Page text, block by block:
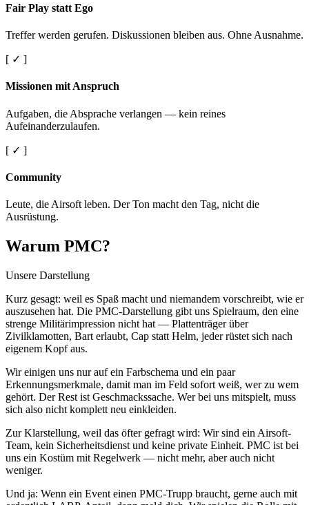
Fair Play statt Ego
Treffer werden gerufen. Diskussionen bleiben aus. Ohne Ausnahme.
[ ✓ ]
Missionen mit Anspruch
Aufgaben, die Absprache verlangen — kein reines
Aufeinanderzulaufen.
[ ✓ ]
Community
Leute, die Airsoft leben. Der Ton macht den Tag, nicht die
Ausrüstung.
Warum PMC?
Unsere Darstellung
Kurz gesagt: weil es Spaß macht und niemandem vorschreibt, wie er
auszusehen hat. Die PMC-Darstellung gibt uns Spielraum, den eine
strenge Militärimpression nicht hat — Plattenträger über
Zivilklamotten, Bart erlaubt, Cap statt Helm, jeder rüstet sich nach
eigenem Kopf aus.
Wir einigen uns nur auf ein Farbschema und ein paar
Erkennungsmerkmale, damit man im Feld sofort weiß, wer zu wem
gehört. Der Rest ist Geschmackssache. Wer bei uns mitspielt, muss
sich also nicht komplett neu einkleiden.
Zur Klarstellung, weil das öfter gefragt wird: Wir sind ein Airsoft-
Team, kein Sicherheitsdienst und keine private Einheit. PMC ist bei
uns ein Kostüm mit Regelwerk — nicht mehr, aber auch nicht
weniger.
Und ja: Wenn ein Event einen PMC-Trupp braucht, gerne auch mit